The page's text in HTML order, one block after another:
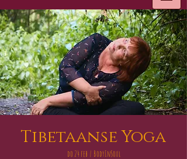
Tibetaanse Yoga
do 24 feb
  |
BodyInSoul